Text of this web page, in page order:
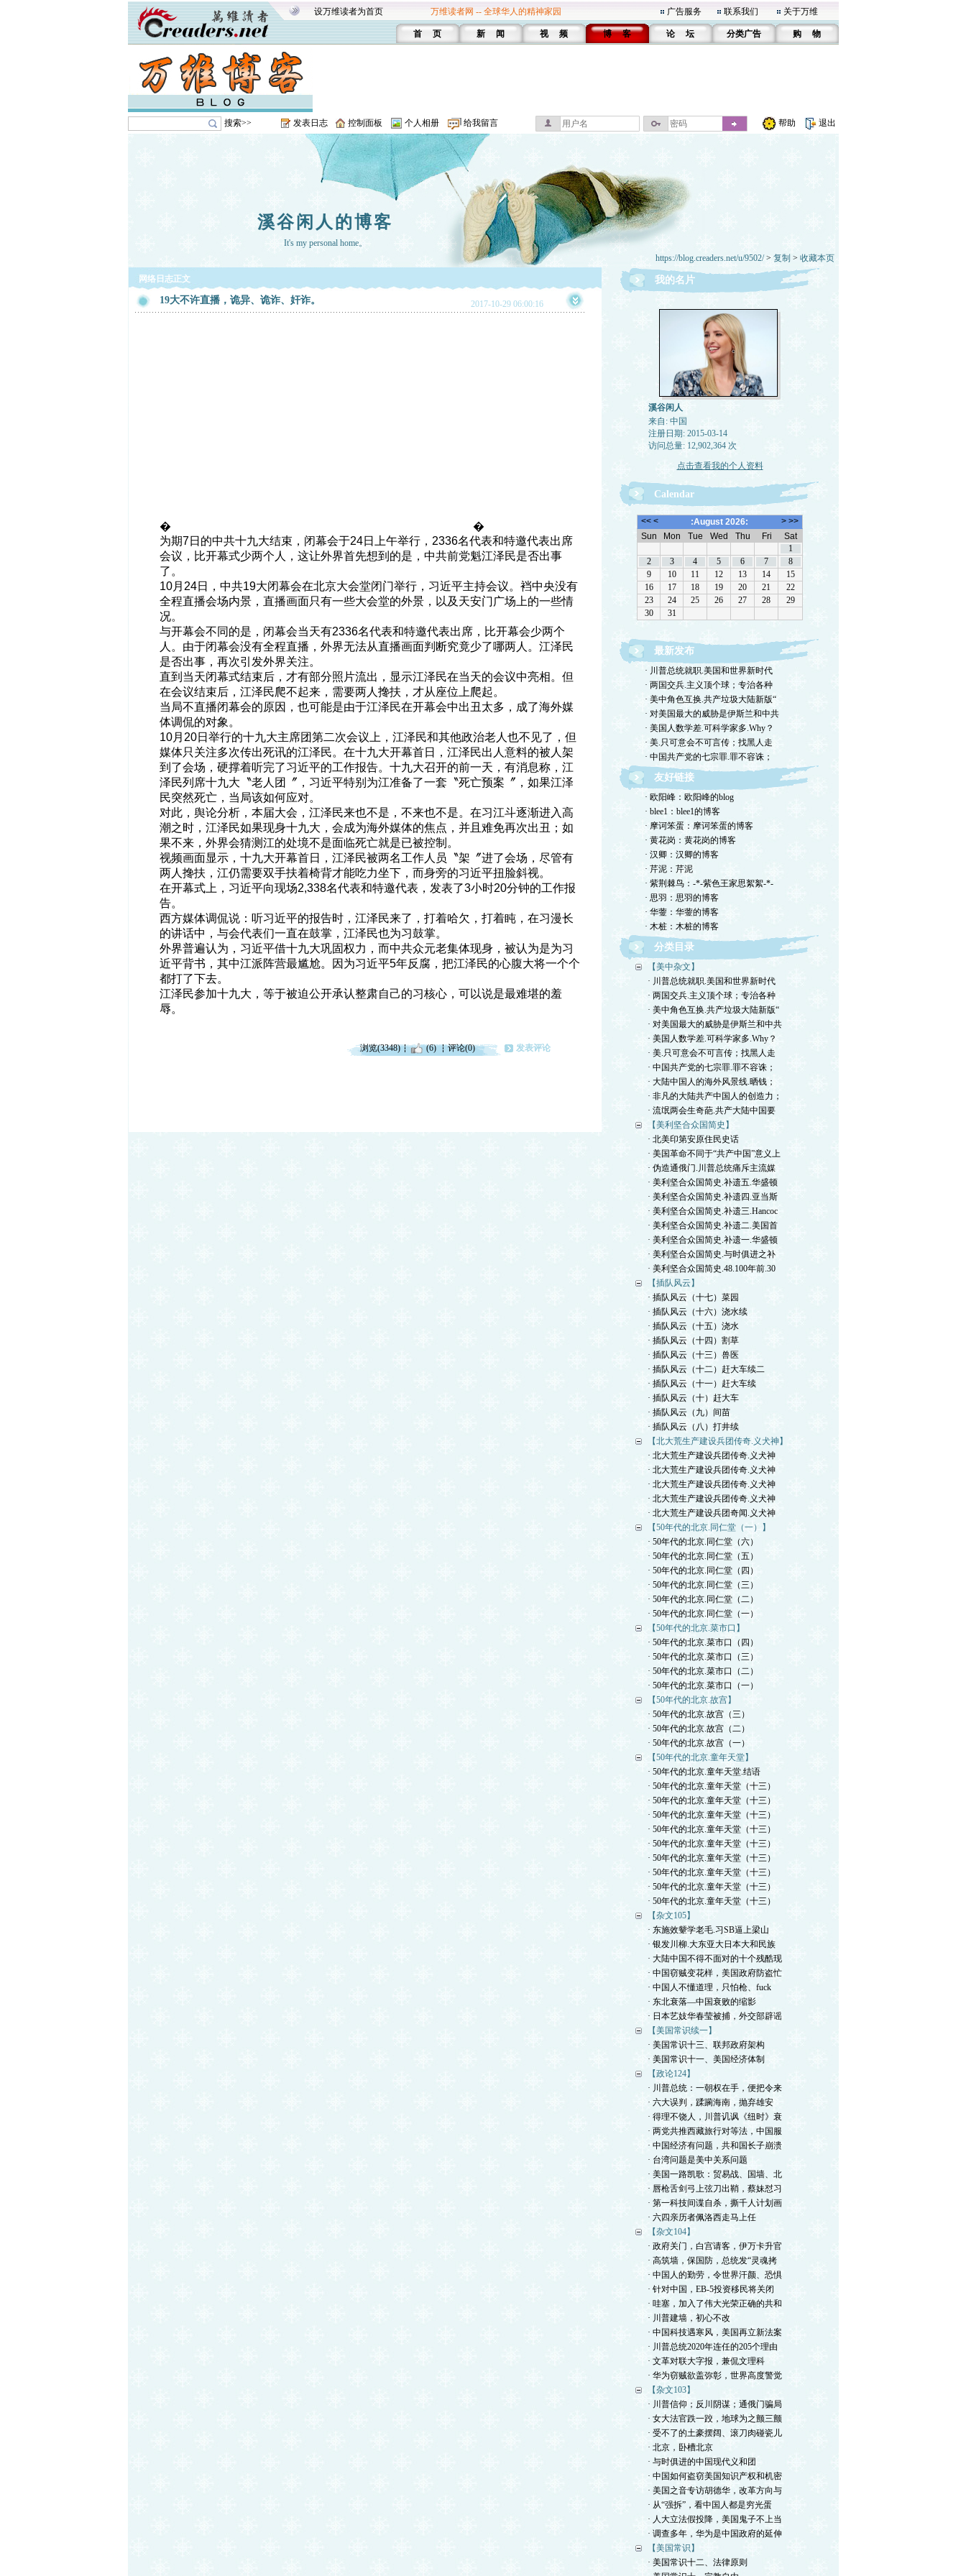
设万维读者为首页 万维读者网 -- 全球华人的精神家园 广告服务 联系我们 关于万维
首 页 新 闻 视 频 博 客 论 坛 分类广告 购 物
搜索>> 发表日志 控制面板 个人相册 给我留言 帮助 退出
溪谷闲人的博客
It's my personal home。
https://blog.creaders.net/u/9502/> 复制 > 收藏本页
网络日志正文
19大不许直播，诡异、诡诈、奸诈。 2017-10-29 06:00:16
�
�
为期7日的中共十九大结束，闭幕会于24日上午举行，2336名代表和特邀代表出席
会议，比开幕式少两个人，这让外界首先想到的是，中共前党魁江泽民是否出事
了。
10月24日，中共19大闭幕会在北京大会堂闭门举行，习近平主持会议。裆中央没有
全程直播会场内景，直播画面只有一些大会堂的外景，以及天安门广场上的一些情
况。
与开幕会不同的是，闭幕会当天有2336名代表和特邀代表出席，比开幕会少两个
人。由于闭幕会没有全程直播，外界无法从直播画面判断究竟少了哪两人。江泽民
是否出事，再次引发外界关注。
直到当天闭幕式结束后，才有部分照片流出，显示江泽民在当天的会议中亮相。但
在会议结束后，江泽民爬不起来，需要两人搀扶，才从座位上爬起。
当局不直播闭幕会的原因，也可能是由于江泽民在开幕会中出丑太多，成了海外媒
体调侃的对象。
10月20日举行的十九大主席团第二次会议上，江泽民和其他政治老人也不见了，但
媒体只关注多次传出死讯的江泽民。在十九大开幕首日，江泽民出人意料的被人架
到了会场，硬撑着听完了习近平的工作报告。十九大召开的前一天，有消息称，江
泽民列席十九大〝老人团〞，习近平特别为江准备了一套〝死亡预案〞，如果江泽
民突然死亡，当局该如何应对。
对此，舆论分析，本届大会，江泽民来也不是，不来也不是。在习江斗逐渐进入高
潮之时，江泽民如果现身十九大，会成为海外媒体的焦点，并且难免再次出丑；如
果不来，外界会猜测江的处境不是面临死亡就是已被控制。
视频画面显示，十九大开幕首日，江泽民被两名工作人员〝架〞进了会场，尽管有
两人搀扶，江仍需要双手扶着椅背才能吃力坐下，而身旁的习近平扭脸斜视。
在开幕式上，习近平向现场2,338名代表和特邀代表，发表了3小时20分钟的工作报
告。
西方媒体调侃说：听习近平的报告时，江泽民来了，打着哈欠，打着盹，在习漫长
的讲话中，与会代表们一直在鼓掌，江泽民也为习鼓掌。
外界普遍认为，习近平借十九大巩固权力，而中共众元老集体现身，被认为是为习
近平背书，其中江派阵营最尴尬。因为习近平5年反腐，把江泽民的心腹大将一个个
都打了下去。
江泽民参加十九大，等于被迫公开承认整肃自己的习核心，可以说是最难堪的羞
辱。
浏览(3348) (6) 评论(0) 发表评论
我的名片
溪谷闲人
来自: 中国
注册日期: 2015-03-14
访问总量: 12,902,364 次
点击查看我的个人资料
Calendar
最新发布
· 川普总统就职.美国和世界新时代
· 两国交兵.主义顶个球；专治各种
· 美中角色互换.共产垃圾大陆新版“
· 对美国最大的威胁是伊斯兰和中共
· 美国人数学差.可科学家多.Why？
· 美.只可意会不可言传；找黑人走
· 中国共产党的七宗罪.罪不容诛；
友好链接
· 欧阳峰：欧阳峰的blog
· blee1：blee1的博客
· 摩诃笨蛋：摩诃笨蛋的博客
· 黄花岗：黄花岗的博客
· 汉卿：汉卿的博客
· 芹泥：芹泥
· 紫荆棘鸟：-*-紫色王家思絮絮-*-
· 思羽：思羽的博客
· 华蓥：华蓥的博客
· 木桩：木桩的博客
分类目录
【美中杂文】
· 川普总统就职.美国和世界新时代
· 两国交兵.主义顶个球；专治各种
· 美中角色互换.共产垃圾大陆新版“
· 对美国最大的威胁是伊斯兰和中共
· 美国人数学差.可科学家多.Why？
· 美.只可意会不可言传；找黑人走
· 中国共产党的七宗罪.罪不容诛；
· 大陆中国人的海外风景线.晒钱；
· 非凡的大陆共产中国人的创造力；
· 流氓两会生奇葩.共产大陆中国要
【美利坚合众国简史】
· 北美印第安原住民史话
· 美国革命不同于“共产中国”意义上
· 伪造通俄门.川普总统痛斥主流媒
· 美利坚合众国简史.补遗五.华盛顿
· 美利坚合众国简史.补遗四.亚当斯
· 美利坚合众国简史.补遗三.Hancoc
· 美利坚合众国简史.补遗二.美国首
· 美利坚合众国简史.补遗一.华盛顿
· 美利坚合众国简史.与时俱进之补
· 美利坚合众国简史.48.100年前.30
【插队风云】
· 插队风云（十七）菜园
· 插队风云（十六）浇水续
· 插队风云（十五）浇水
· 插队风云（十四）割草
· 插队风云（十三）兽医
· 插队风云（十二）赶大车续二
· 插队风云（十一）赶大车续
· 插队风云（十）赶大车
· 插队风云（九）间苗
· 插队风云（八）打井续
【北大荒生产建设兵团传奇.义犬神】
· 北大荒生产建设兵团传奇.义犬神
· 北大荒生产建设兵团传奇.义犬神
· 北大荒生产建设兵团传奇.义犬神
· 北大荒生产建设兵团传奇.义犬神
· 北大荒生产建设兵团奇闻.义犬神
【50年代的北京.同仁堂（一）】
· 50年代的北京.同仁堂（六）
· 50年代的北京.同仁堂（五）
· 50年代的北京.同仁堂（四）
· 50年代的北京.同仁堂（三）
· 50年代的北京.同仁堂（二）
· 50年代的北京.同仁堂（一）
【50年代的北京.菜市口】
· 50年代的北京.菜市口（四）
· 50年代的北京.菜市口（三）
· 50年代的北京.菜市口（二）
· 50年代的北京.菜市口（一）
【50年代的北京.故宫】
· 50年代的北京.故宫（三）
· 50年代的北京.故宫（二）
· 50年代的北京.故宫（一）
【50年代的北京.童年天堂】
· 50年代的北京.童年天堂.结语
· 50年代的北京.童年天堂（十三）
· 50年代的北京.童年天堂（十三）
· 50年代的北京.童年天堂（十三）
· 50年代的北京.童年天堂（十三）
· 50年代的北京.童年天堂（十三）
· 50年代的北京.童年天堂（十三）
· 50年代的北京.童年天堂（十三）
· 50年代的北京.童年天堂（十三）
· 50年代的北京.童年天堂（十三）
【杂文105】
· 东施效颦学老毛.习SB逼上梁山
· 银发川柳.大东亚大日本大和民族
· 大陆中国不得不面对的十个残酷现
· 中国窃贼变花样，美国政府防盗忙
· 中国人不懂道理，只怕枪、fuck
· 东北衰落—中国衰败的缩影
· 日本艺妓华春莹被捕，外交部辟谣
【美国常识续一】
· 美国常识十三、联邦政府架构
· 美国常识十一、美国经济体制
【政论124】
· 川普总统：一朝权在手，便把令来
· 六大误判，蹂躏海南，抛弃雄安
· 得理不饶人，川普讥讽《纽时》衰
· 两党共推西藏旅行对等法，中国服
· 中国经济有问题，共和国长子崩溃
· 台湾问题是美中关系问题
· 美国一路凯歌：贸易战、国墙、北
· 唇枪舌剑弓上弦刀出鞘，蔡妹怼习
· 第一科技间谍自杀，撕千人计划画
· 六四亲历者佩洛西走马上任
【杂文104】
· 政府关门，白宫请客，伊万卡升官
· 高筑墙，保国防，总统发“灵魂拷
· 中国人的勤劳，令世界汗颜、恐惧
· 针对中国，EB-5投资移民将关闭
· 哇塞，加入了伟大光荣正确的共和
· 川普建墙，初心不改
· 中国科技遇寒风，美国再立新法案
· 川普总统2020年连任的205个理由
· 文革对联大字报，兼侃文理科
· 华为窃贼欲盖弥彰，世界高度警觉
【杂文103】
· 川普信仰；反川阴谋；通俄门骗局
· 女大法官跌一跤，地球为之颤三颤
· 受不了的土豪摆阔、滚刀肉碰瓷儿
· 北京，卧槽北京
· 与时俱进的中国现代义和团
· 中国如何盗窃美国知识产权和机密
· 美国之音专访胡德华，改革方向与
· 从“强拆”，看中国人都是穷光蛋
· 人大立法假投降，美国鬼子不上当
· 调查多年，华为是中国政府的延伸
【美国常识】
· 美国常识十二、法律原则